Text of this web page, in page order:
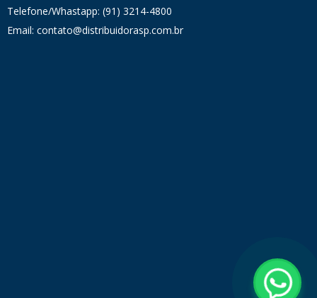
Telefone/Whastapp: (91) 3214-4800
Email: contato@distribuidorasp.com.br